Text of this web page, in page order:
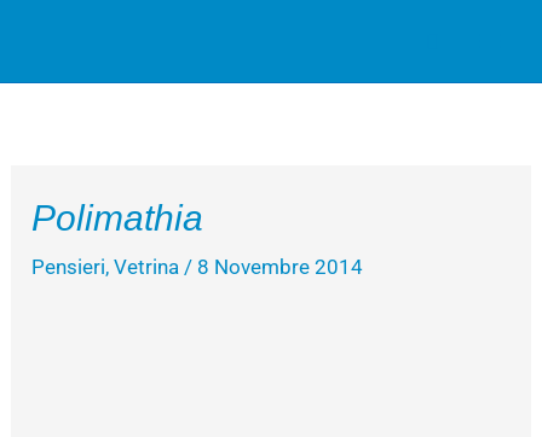
Polimathia
Pensieri,Vetrina / 8 Novembre 2014